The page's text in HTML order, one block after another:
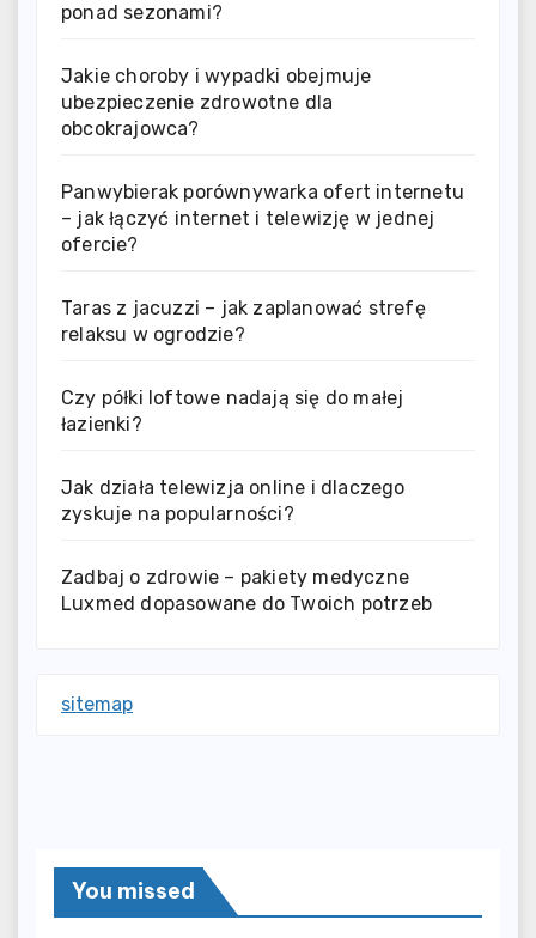
ponad sezonami?
Jakie choroby i wypadki obejmuje
ubezpieczenie zdrowotne dla
obcokrajowca?
Panwybierak porównywarka ofert internetu
– jak łączyć internet i telewizję w jednej
ofercie?
Taras z jacuzzi – jak zaplanować strefę
relaksu w ogrodzie?
Czy półki loftowe nadają się do małej
łazienki?
Jak działa telewizja online i dlaczego
zyskuje na popularności?
Zadbaj o zdrowie – pakiety medyczne
Luxmed dopasowane do Twoich potrzeb
sitemap
You missed